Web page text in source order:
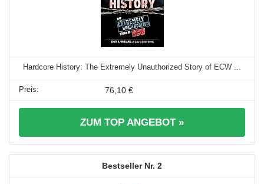
Hardcore History: The Extremely Unauthorized Story of ECW ...
76,10 €
ZUM TOP ANGEBOT »
2